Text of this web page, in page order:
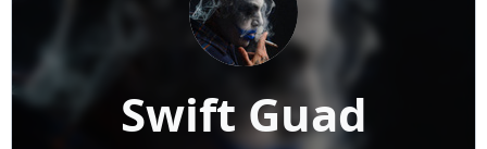
Swift Guad